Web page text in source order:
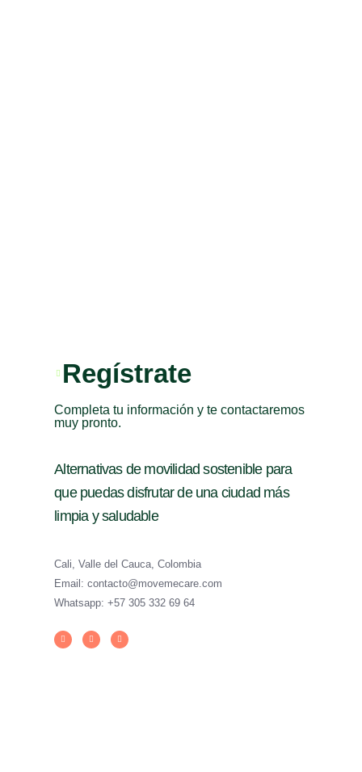
Regístrate
Completa tu información y te contactaremos
muy pronto.
Alternativas de movilidad sostenible para
que puedas disfrutar de una ciudad más
limpia y saludable
Cali, Valle del Cauca, Colombia
Email: contacto@movemecare.com
Whatsapp: +57 305 332 69 64